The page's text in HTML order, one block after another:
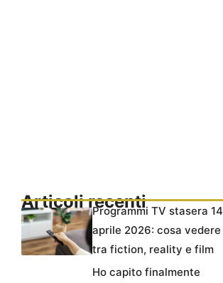
Articoli recentiProgrammi TV stasera 14
aprile 2026: cosa vedere
tra fiction, reality e film
Ho capito finalmente